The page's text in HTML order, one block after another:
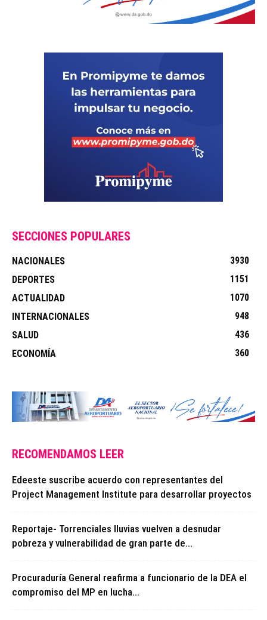
SECCIONES POPULARES
NACIONALES
3930
DEPORTES
1151
ACTUALIDAD
1070
INTERNACIONALES
948
SALUD
436
ECONOMÍA
360
RECOMENDAMOS LEER
Edeeste suscribe acuerdo con representantes del
Project Management Institute para desarrollar proyectos
Reportaje- Torrenciales lluvias vuelven a desnudar
pobreza y vulnerabilidad de gran parte de...
Procuraduría General reafirma a funcionario de la DEA el
compromiso del MP en lucha...